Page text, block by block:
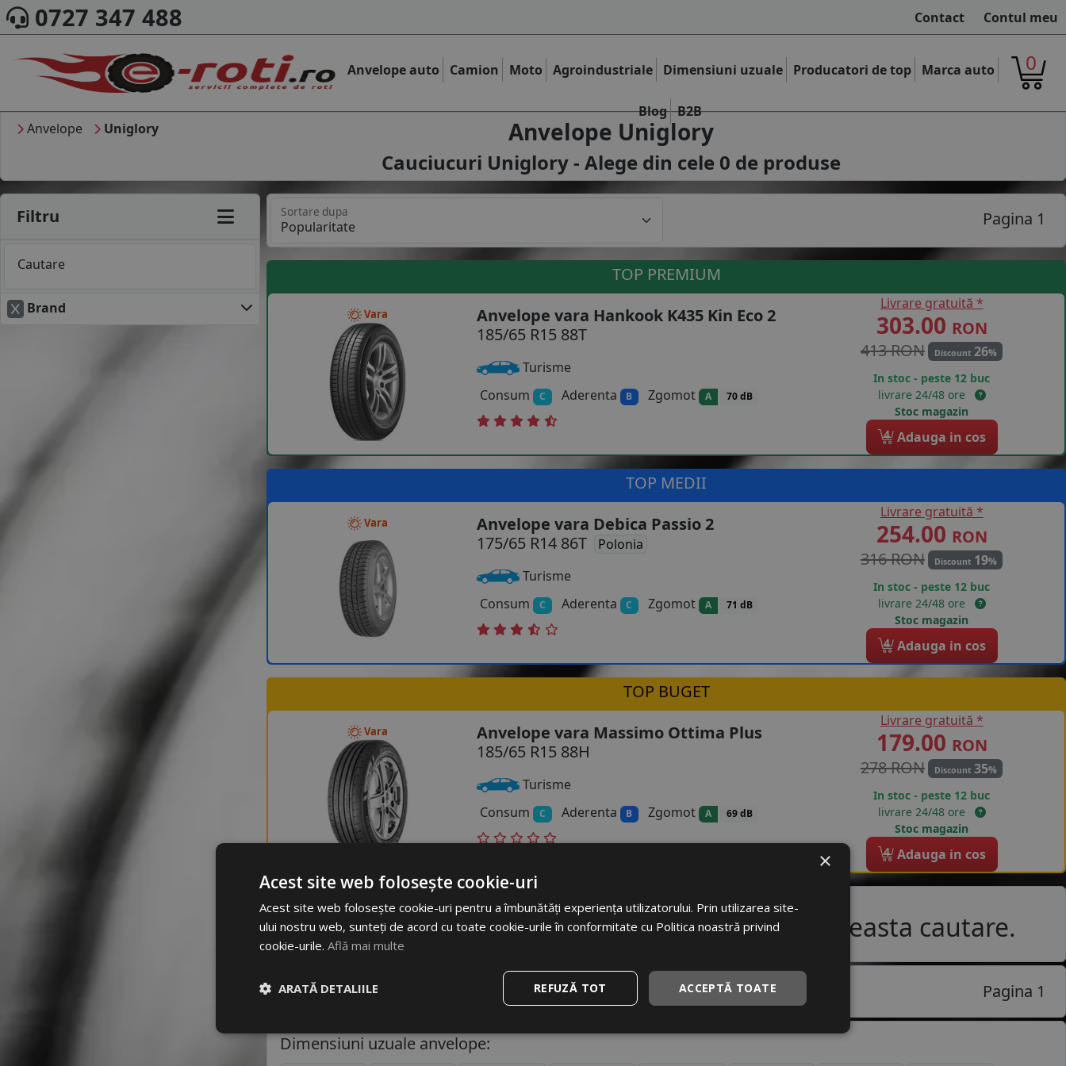
0727 347 488 Contact Contul meu
Anvelope auto Camion Moto Agroindustriale Dimensiuni uzuale Producatori de top Marca auto
Blog B2B
0
Anvelope Uniglory Anvelope Uniglory
Cauciucuri Uniglory - Alege din cele 0 de produse
Filtru
Cautare
Brand
Sortare dupa Pagina 1
TOP PREMIUM
Vara
Anvelope vara Hankook K435 Kin Eco 2
185/65 R15 88T
Turisme
Consum
C Aderenta B Zgomot A 70 dB
Livrare gratuită *
303.00 RON
413 RON
Discount 26%
In stoc - peste 12 buc
livrare 24/48 ore
Stoc magazin
4 Adauga in cos
TOP MEDII
Vara
Anvelope vara Debica Passio 2
175/65 R14 86T
Polonia
Turisme
Consum
C Aderenta C Zgomot A 71 dB
Livrare gratuită *
254.00 RON
316 RON
Discount 19%
In stoc - peste 12 buc
livrare 24/48 ore
Stoc magazin
4 Adauga in cos
TOP BUGET
Vara
Anvelope vara Massimo Ottima Plus
185/65 R15 88H
Turisme
Consum
C Aderenta B Zgomot A 69 dB
Livrare gratuită *
179.00 RON
278 RON
Discount 35%
In stoc - peste 12 buc
livrare 24/48 ore
Stoc magazin
4 Adauga in cos
Ne pare rau. Nu am gasit anvelope pentru aceasta cautare.
Pagina 1
Dimensiuni uzuale anvelope:
×
Acest site web folosește cookie-uri
Acest site web folosește cookie-uri pentru a îmbunătăți experiența utilizatorului. Prin utilizarea site-
ului nostru web, sunteți de acord cu toate cookie-urile în conformitate cu Politica noastră privind
cookie-urile. Află mai multe
ACCEPTĂ TOATE
REFUZĂ TOT
ARATĂ DETALIILE